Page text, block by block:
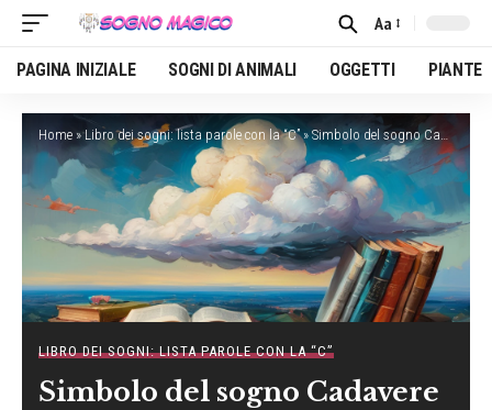
Font
Resizer
Aa
PAGINA INIZIALE SOGNI DI ANIMALI OGGETTI PIANTE
Home »Libro dei sogni: lista parole con la “C”»Simbolo del sogno Cadavere
LIBRO DEI SOGNI: LISTA PAROLE CON LA “C”
Simbolo del sogno Cadavere